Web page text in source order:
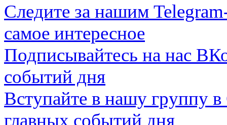
Следите за нашим
самое интересное
Подписывайтесь на нас
событий дня
Вступайте в нашу группу в
главных событий дня